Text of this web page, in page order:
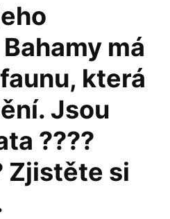
má
která
Jsou
????
Zjistěte si